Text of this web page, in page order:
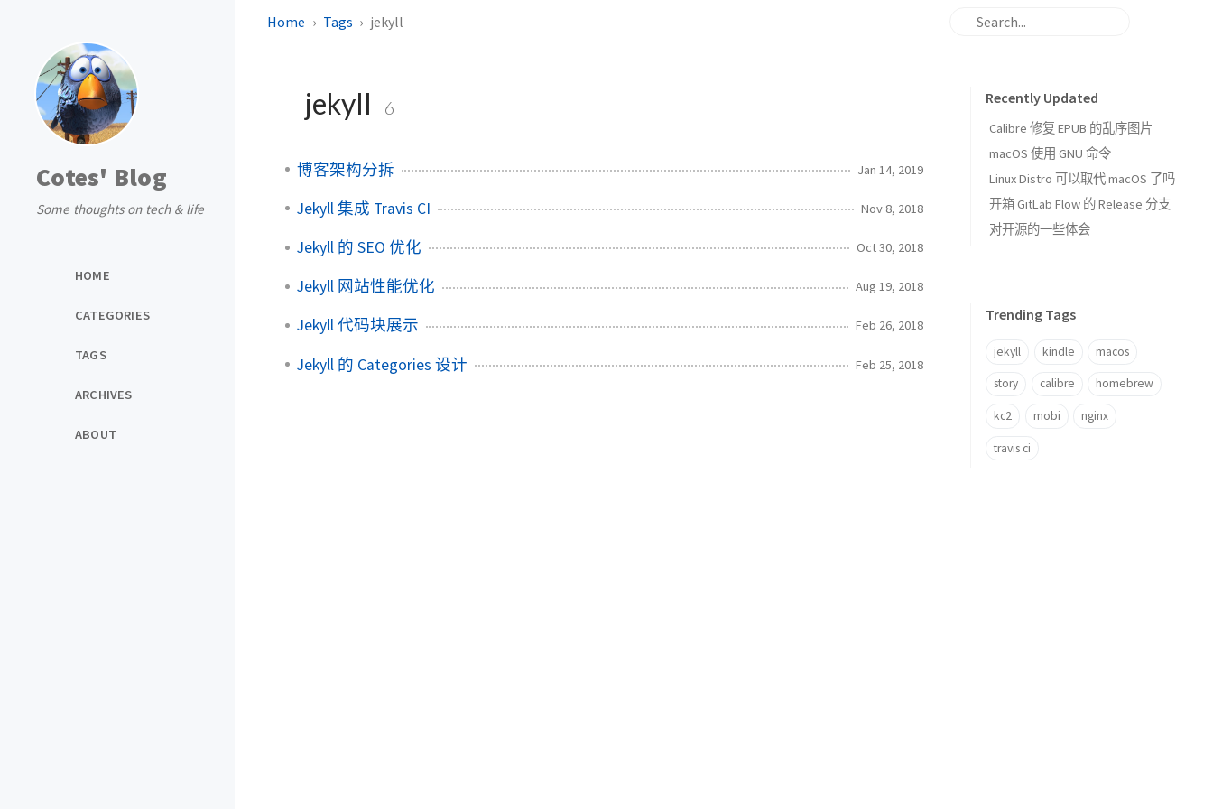
Cotes' Blog
Some thoughts on tech & life
HOME
CATEGORIES
TAGS
ARCHIVES
ABOUT
Home Tags jekyll
jekyll 6
博客架构分拆 Jan 14, 2019
Jekyll 集成 Travis CI Nov 8, 2018
Jekyll 的 SEO 优化 Oct 30, 2018
Jekyll 网站性能优化 Aug 19, 2018
Jekyll 代码块展示 Feb 26, 2018
Jekyll 的 Categories 设计 Feb 25, 2018
Recently Updated
Calibre 修复 EPUB 的乱序图片
macOS 使用 GNU 命令
Linux Distro 可以取代 macOS 了吗
开箱 GitLab Flow 的 Release 分支
对开源的一些体会
Trending Tags
jekyll kindle macos
story calibre homebrew
kc2 mobi nginx
travis ci